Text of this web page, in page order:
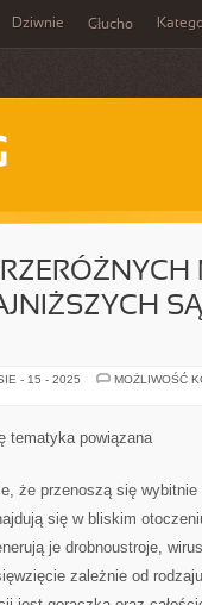
Dziwnie Głucho
SĄ
- 15 - 2025
MOŻLIWOŚĆ
tematyka powiązana
że przenoszą się wybitnie
się w bliskim
je drobnoustroje,
zależnie od